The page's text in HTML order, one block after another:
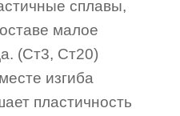
сплавы,
малое
(Ст3, Ст20)
изгиба
пластичность